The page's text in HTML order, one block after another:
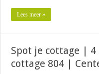
Lees meer »
Spot je cottage |
cottage 804 |